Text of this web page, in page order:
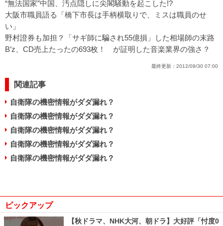
“無法国家”中国、汚点隠しに尖閣騒動を起こした!?
大阪市職員語る「橋下市長は手柄横取りで、ミスは職員のせ
い」
野村證券も加担？「サギ師に騙され55億損」した相場師の末路
B’z、CD売上たったの693枚！ が証明した音楽業界の強さ？
最終更新： 2012/09/30 07:00
関連記事
自衛隊の機密情報がダダ漏れ？
自衛隊の機密情報がダダ漏れ？
自衛隊の機密情報がダダ漏れ？
自衛隊の機密情報がダダ漏れ？
自衛隊の機密情報がダダ漏れ？
ピックアップ
【秋ドラマ、NHK大河、朝ドラ】大好評「忖度0